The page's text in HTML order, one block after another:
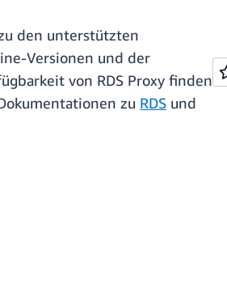
den unterstützten
Versionen und der
von RDS Proxy finden
zu RDS und